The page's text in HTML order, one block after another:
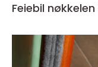
Feiebil